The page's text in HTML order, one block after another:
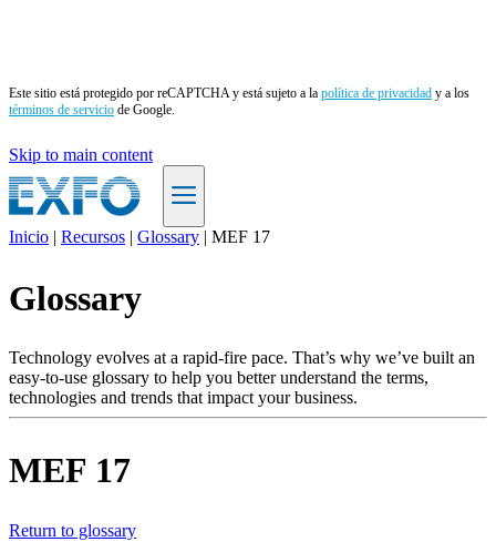
Este sitio está protegido por reCAPTCHA y está sujeto a la política de privacidad y a los
términos de servicio de Google.
Skip to main content
Productos
Asistencia
Servicios
Cómo
Recursos
Contacto
Inicio | Recursos | Glossary | MEF 17
Glossary
Technology evolves at a rapid-fire pace. That’s why we’ve built an
easy-to-use glossary to help you better understand the terms,
technologies and trends that impact your business.
MEF 17
Return to glossary